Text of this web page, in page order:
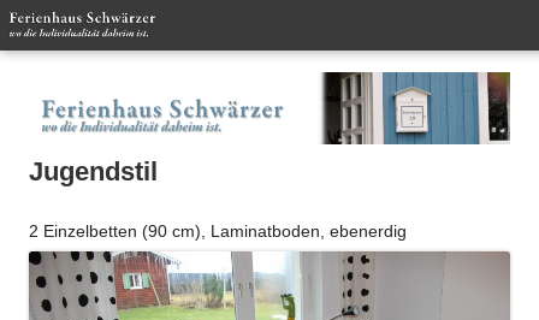
im schönen Fichtelgebirge
Primäres
Menü
Jugendstil
2 Einzelbetten (90 cm), Laminatboden, ebenerdig